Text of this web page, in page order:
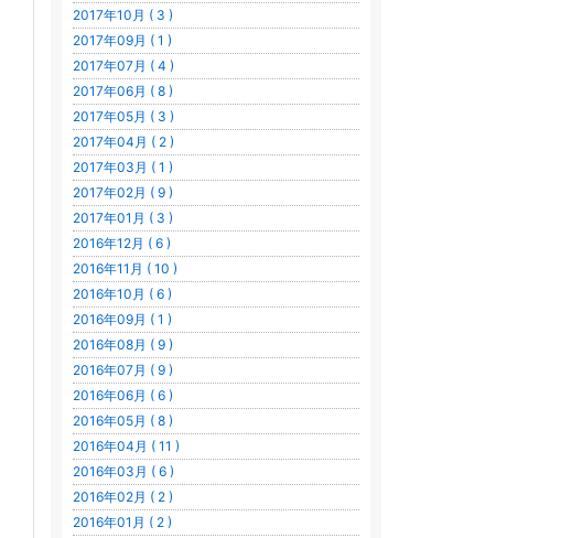
2017年10月 ( 3 )
2017年09月 ( 1 )
2017年07月 ( 4 )
2017年06月 ( 8 )
2017年05月 ( 3 )
2017年04月 ( 2 )
2017年03月 ( 1 )
2017年02月 ( 9 )
2017年01月 ( 3 )
2016年12月 ( 6 )
2016年11月 ( 10 )
2016年10月 ( 6 )
2016年09月 ( 1 )
2016年08月 ( 9 )
2016年07月 ( 9 )
2016年06月 ( 6 )
2016年05月 ( 8 )
2016年04月 ( 11 )
2016年03月 ( 6 )
2016年02月 ( 2 )
2016年01月 ( 2 )